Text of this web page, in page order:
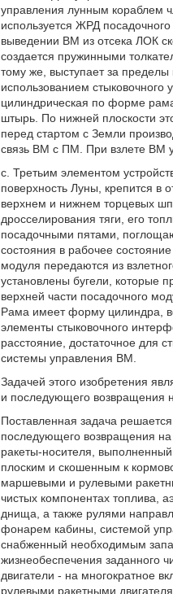
управления лунным кораблем
используется ЖРД
выведении ВМ из отсека ЛОК
создается пружинными
тому же, выступает за
использованием
цилиндрическая по форме
штырь. По нижней плоскости
перед стартом с Земли
связь ВМ с ПМ. При взлете ВМ
с. Третьим элементом
поверхность Луны, крепится в
верхнем и нижнем торцевых
дросселирования тяги, его
посадочными пятами,
состояния в рабочее
модуля передаются из
установлены бугели, которые
верхней части посадочного
Рама имеет форму цилиндра,
элементы стыковочного
расстояние, достаточное для
системы управления ВМ.
Задачей этого изобретения
и последующего возвращения
Поставленная задача
последующего возвращения
ракеты-носителя,
плоским и скошенным к
маршевыми и рулевыми
чистых компонентах топлива,
днища, а также рулями
фонарем кабины, системой
снабженный необходимым
жизнеобеспечения заданного
двигатели - на многократное
рулевыми ракетными